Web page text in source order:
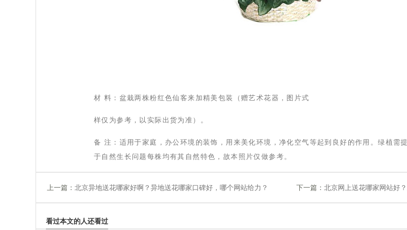
材 料：盆栽两株粉红色仙客来加精美包装（赠艺术花器，图片式
样仅为参考，以实际出货为准）。
备 注：适用于家庭，办公环境的装饰，用来美化环境，净化空气等起到良好的作用。绿植需
于自然生长问题每株均有其自然特色，故本照片仅做参考。
上一篇： 北京异地送花哪家好啊？异地送花哪家口碑好，哪个网站给力？ 下一篇：北京网上送花哪家网站好
看过本文的人还看过